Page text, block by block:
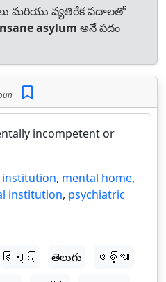
మరియు వ్యతిరేక పదాలతో
asylum అనే పదం
incompetent or
institution, mental home,
institution, psychiatric
हिन्दी తెలుగు
ଓଡ଼ିଆ